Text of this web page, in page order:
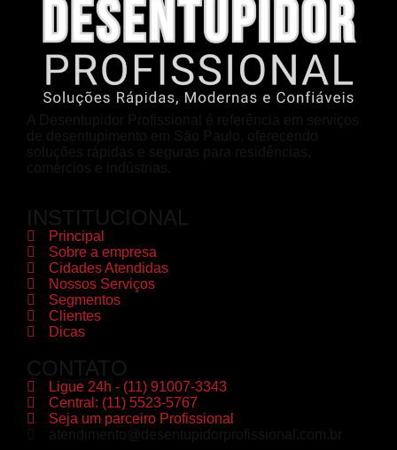
INSTITUCIONAL
Principal
Sobre a empresa
Cidades Atendidas
Nossos Serviços
Segmentos
Clientes
Dicas
CONTATO
Ligue 24h - (11) 91007-3343
Central: (11) 5523-5767
Seja um parceiro Profissional